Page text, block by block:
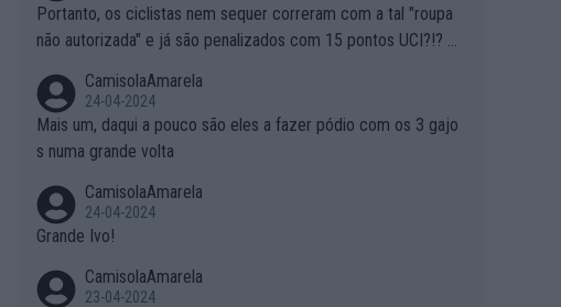
Portanto, os ciclistas nem sequer correram com a tal "roupa
não autorizada" e já são penalizados com 15 pontos UCI?!? S
entende... Mas penalizar os atletas retirando-lhes pontos??? Is
to é roubar na secretaria o que os atletas conquistam na estra
da!
CamisolaAmarela
24-04-2024
Mais um, daqui a pouco são eles a fazer pódio com os 3 gajo
s numa grande volta
CamisolaAmarela
24-04-2024
Grande Ivo!
CamisolaAmarela
23-04-2024